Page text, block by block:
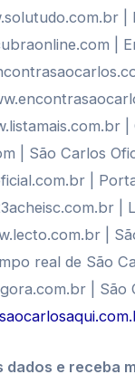
|
|
|
| São Carlos
|
|
|
real de São
| São
dados e receba